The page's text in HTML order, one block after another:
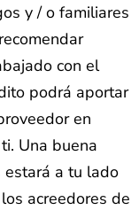
y / o familiares
con el
podrá aportar
en
Una buena
estará a tu lado
acreedores de